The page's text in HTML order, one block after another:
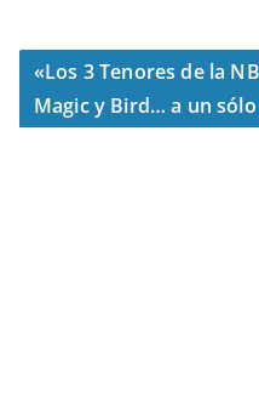
«Los 3 Tenores de la
Magic y Bird… a un